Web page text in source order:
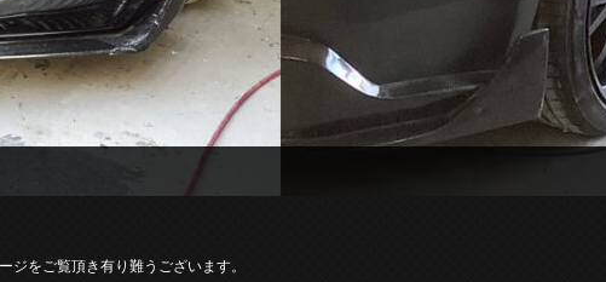
をご覧頂き有り難うございます。